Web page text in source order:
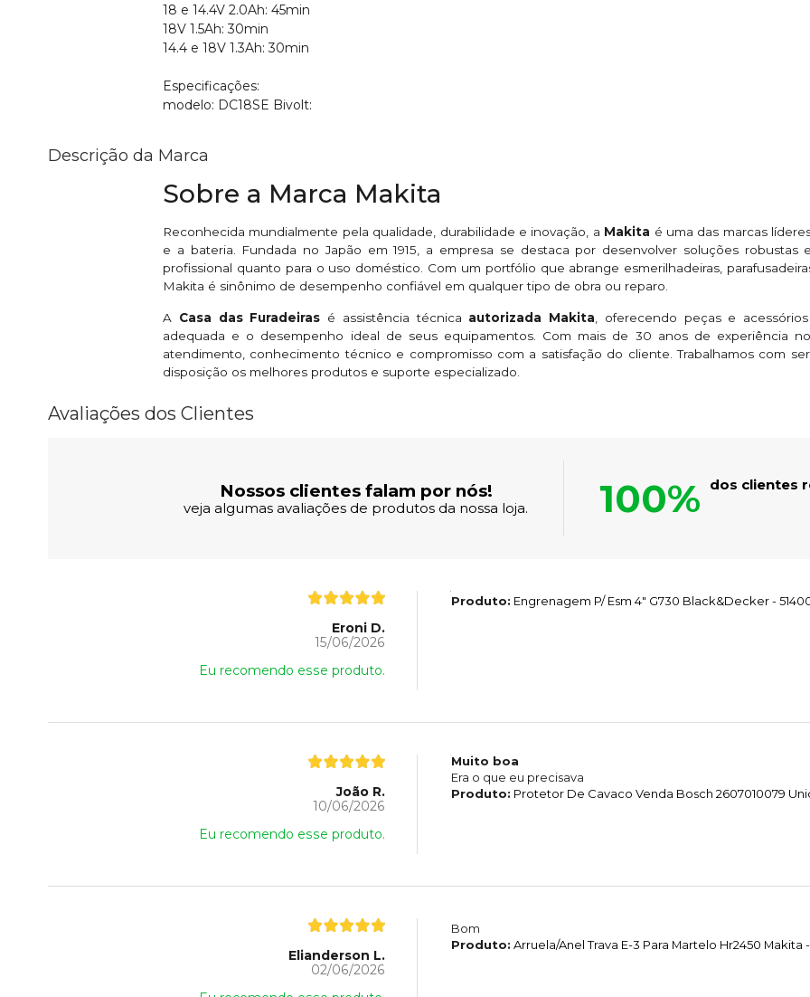
18 e 14.4V 2.0Ah: 45min
18V 1.5Ah: 30min
14.4 e 18V 1.3Ah: 30min
Especificações:
modelo: DC18SE Bivolt:
Descrição da Marca
Sobre a Marca Makita
Reconhecida mundialmente pela qualidade, durabilidade e inovação, a Makita é uma das marcas
e a bateria. Fundada no Japão em 1915, a empresa se destaca por desenvolver soluções
profissional quanto para o uso doméstico. Com um portfólio que abrange esmerilhadeiras,
Makita é sinônimo de desempenho confiável em qualquer tipo de obra ou reparo.
A Casa das Furadeiras é assistência técnica autorizada Makita , oferecendo peças e
adequada e o desempenho ideal de seus equipamentos. Com mais de 30 anos de experiência
atendimento, conhecimento técnico e compromisso com a satisfação do cliente. Trabalhamos com
disposição os melhores produtos e suporte especializado.
Avaliações dos Clientes
Nossos clientes falam por nós!
veja algumas avaliações de produtos da nossa loja. 100% dos clientes
Eroni D.
15/06/2026
Eu recomendo esse produto.
Produto: Engrenagem P/ Esm 4" G730 Black&Decker -
João R.
10/06/2026
Eu recomendo esse produto.
Muito boa
Era o que eu precisava
Produto: Protetor De Cavaco Venda Bosch 2607010079
Elianderson L.
02/06/2026
Bom
Produto: Arruela/Anel Trava E-3 Para Martelo Hr2450 Makita -